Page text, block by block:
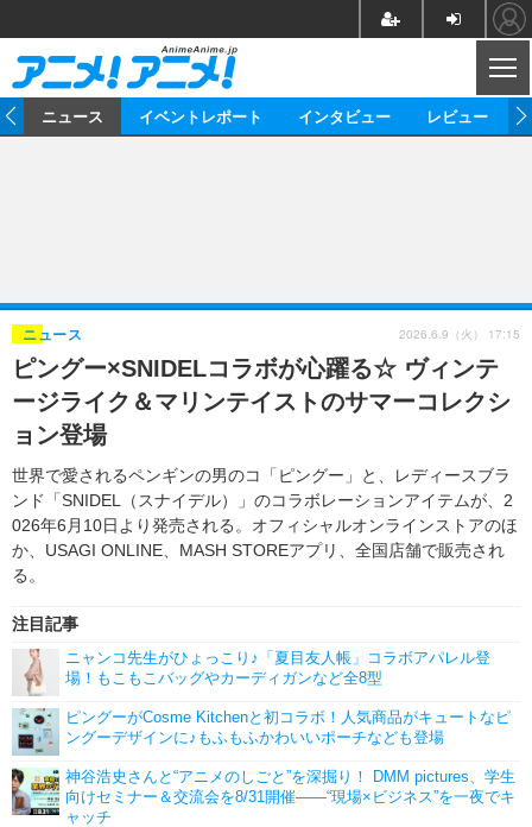
ゲーム グッズ
イベント 海外
海外イベント ビジネス
俳優・タレント アーティスト
ビジネス
アニメ 実写
ゲーム 座談会
動画
アニメ！アニメ！TV ABEMA Cafe
連載・コラム
ニュース イベントレポート インタビュー レビュー
ピングー×SNIDELコラボが心躍る☆ ヴィンテ
ージライク＆マリンテイストのサマーコレクシ
ョン登場
世界で愛されるペンギンの男のコ「ピングー」と、レディースブラ
ンド「SNIDEL（スナイデル）」のコラボレーションアイテムが、2
026年6月10日より発売される。オフィシャルオンラインストアのほ
か、USAGI ONLINE、MASH STOREアプリ、全国店舗で販売され
る。
ニュース
注目記事
ニャンコ先生がひょっこり♪「夏目友人帳」コラボアパレル登
場！もこもこバッグやカーディガンなど全8型
ピングーがCosme Kitchenと初コラボ！人気商品がキュートなピ
ングーデザインに♪もふもふかわいいポーチなども登場
神谷浩史さんと“アニメのしごと”を深掘り！ DMM pictures、学生
向けセミナー＆交流会を8/31開催――“現場×ビジネス”を一夜でキ
ャッチ
2026.6.9（火） 17:15